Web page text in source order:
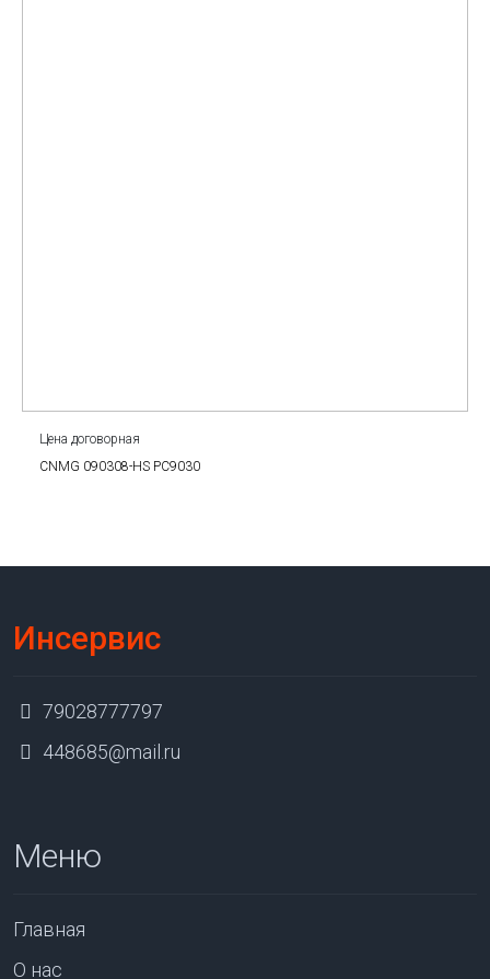
Цена договорная
CNMG 090308-HS PC9030
Инсервис
79028777797
448685@mail.ru
Меню
Главная
О нас